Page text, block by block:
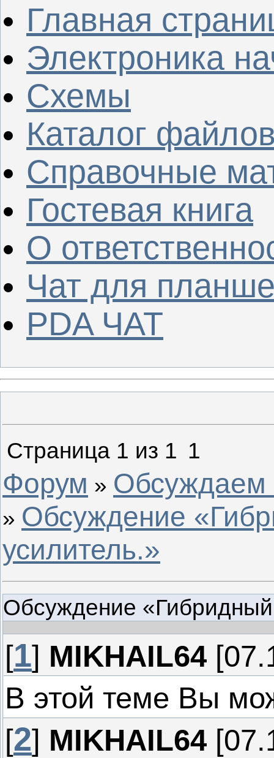
Главная
Электроника
Схемы
Каталог
Справочные
Гостевая книга
О
Чат для
PDA ЧАТ
Страница 1 из 1 1
Форум » Обсуждаем
» Обсуждение
усилитель.»
Обсуждение
[1] MIKHAIL64
В этой теме Вы
[2] MIKHAIL64